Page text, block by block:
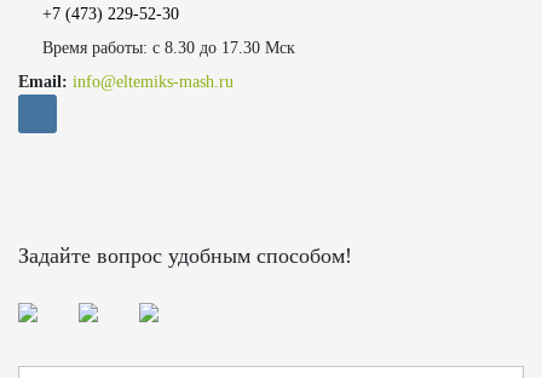
+7 (473) 229-52-30
Время работы: с 8.30 до 17.30 Мск
Email: info@eltemiks-mash.ru
Задайте вопрос удобным способом!